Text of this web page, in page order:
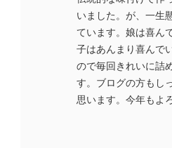
いました。が、一生
ています。娘は喜ん
子はあんまり喜んで
ので毎回きれいに詰
す。ブログの方もし
思います。今年もよ